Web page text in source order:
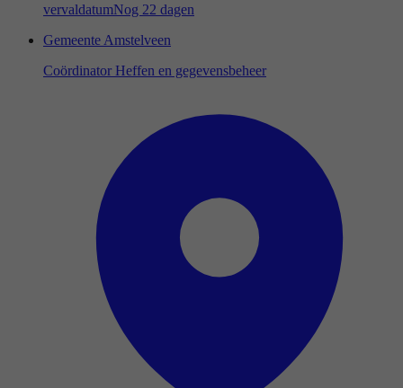
vervaldatumNog 22 dagen
Gemeente Amstelveen
Coördinator Heffen en gegevensbeheer